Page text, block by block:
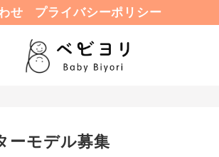
せ プライバシーポリシー
ーモデル募集